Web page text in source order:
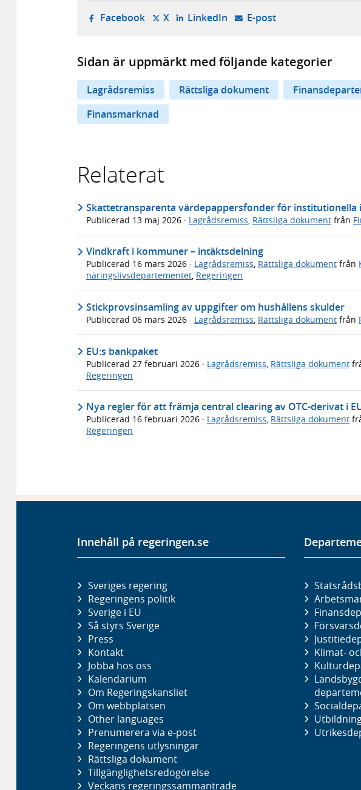
Facebook- öppnas i ny flik, extern webbplats,
X- öppnas i ny flik, extern webbplats,
LinkedIn- öppnas i ny flik, extern
E-post- öppnar din e-
Sidan är uppmärkt med följande kategorier
Lagrådsremiss Rättsliga dokument
Finansmarknad
Relaterat
Skattetransparenta värdepappersfonder för institutionella
Publicerad 13 maj 2026 · Lagrådsremiss Rättsliga dokument från
Vindkraft i kommuner – intäktsdelning
Publicerad 16 mars 2026 · Lagrådsremiss, Rättsliga dokument från
näringslivsdepartementet, Regeringen
Stickprovsinsamling av uppgifter om hushållens skulder
Publicerad 06 mars 2026 · Lagrådsremiss, Rättsliga dokument från
EU:s bankpaket
Publicerad 27 februari 2026 · Lagrådsremiss Rättsliga dokument
Regeringen
Nya regler för att främja central clearing av OTC-derivat i
Publicerad 16 februari 2026 · Lagrådsremiss, Rättsliga dokument
Regeringen
Innehåll på regeringen.se
Sveriges regering
Regeringens politik
Sverige i EU
Så styrs Sverige
Press
Kontakt
Jobba hos oss
Kalendarium
Om Regeringskansliet
Om webbplatsen
Other languages
Prenumerera via e-post
Regeringens utlysningar
Rättsliga dokument
Tillgänglighetsredogörelse
Veckans regeringssammanträde
Klimat-